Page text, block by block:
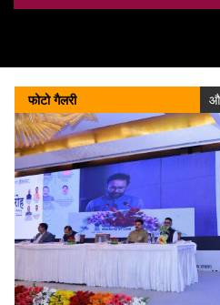
कोयला मंत्रालय ने वित्त वर्ष 2025-26 के
फोटो गैलरी